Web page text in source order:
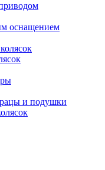
оснащением
и подушки